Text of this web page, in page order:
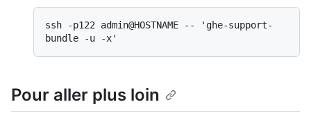
ssh -p122 admin@HOSTNAME -- 'ghe-support-
Pour aller plus loin